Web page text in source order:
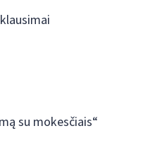
su mokesčiais“